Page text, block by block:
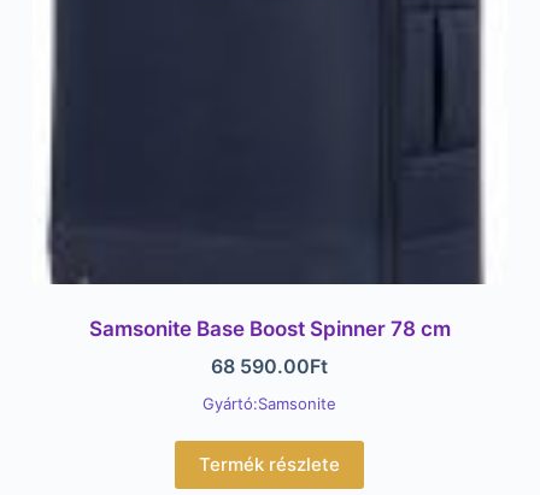
Samsonite Base Boost Spinner 78 cm
68 590.00Ft
Gyártó:Samsonite
Termék részlete